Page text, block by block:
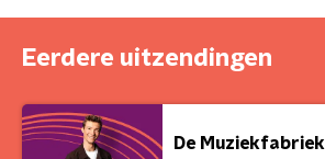
Eerdere uitzendingen
De Muziekfabriek